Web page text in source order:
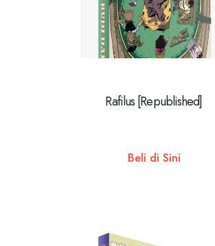
Rafilus [Republished]
Beli di Sini